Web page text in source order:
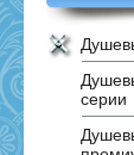
серии